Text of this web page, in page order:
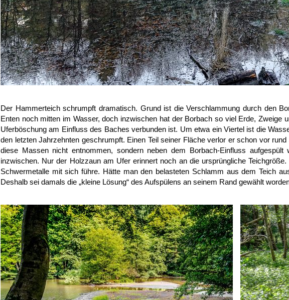
Der Hammerteich schrumpft dramatisch. Grund ist die Verschlammung durch den
Enten noch mitten im Wasser, doch inzwischen hat der Borbach so viel Erde, Zweige
Uferböschung am Einfluss des Baches verbunden ist. Um etwa ein Viertel ist die
den letzten Jahrzehnten geschrumpft. Einen Teil seiner Fläche verlor er schon vor
diese Massen nicht entnommen, sondern neben dem Borbach-Einfluss
inzwischen. Nur der Holzzaun am Ufer erinnert noch an die ursprüngliche
Schwermetalle mit sich führe. Hätte man den belasteten Schlamm aus dem Teich
Deshalb sei damals die „kleine Lösung“ des Aufspülens an seinem Rand gewählt